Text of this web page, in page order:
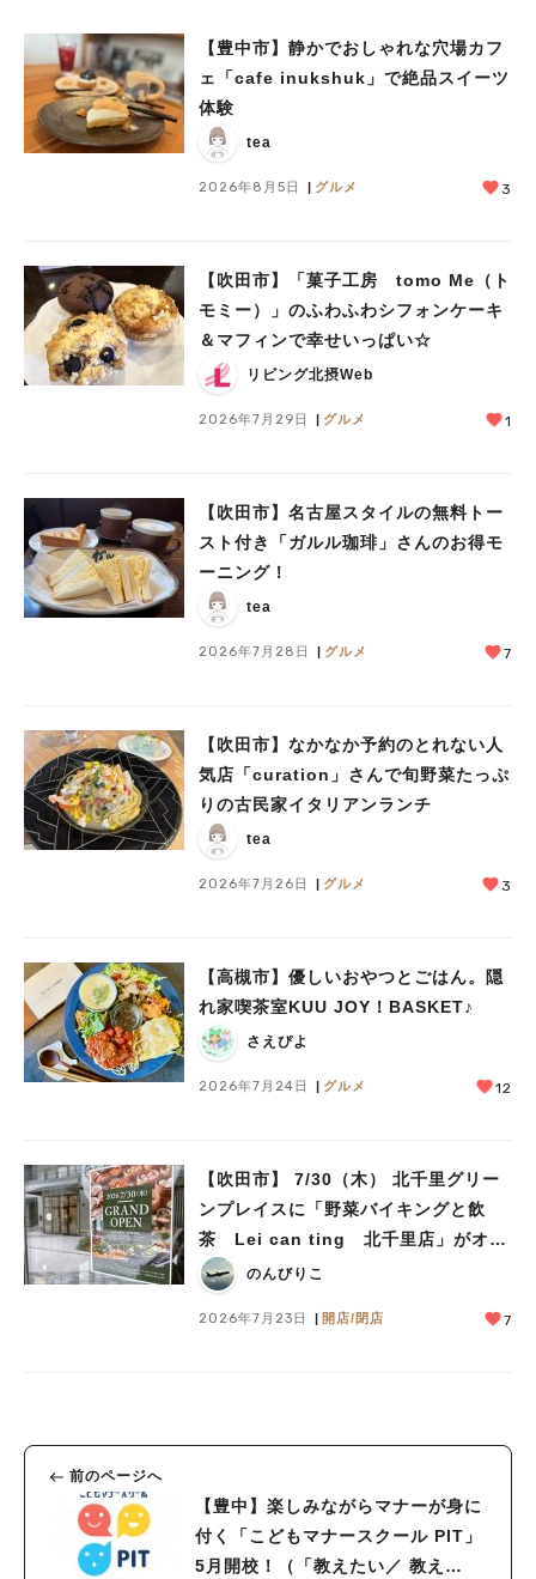
【豊中市】静かでおしゃれな穴場カフ
ェ「cafe inukshuk」で絶品スイーツ
体験
tea
2026年8月5日 グルメ 3
【吹田市】「菓子工房 tomo Me（ト
モミー）」のふわふわシフォンケーキ
＆マフィンで幸せいっぱい☆
リビング北摂Web
2026年7月29日 グルメ 1
【吹田市】名古屋スタイルの無料トー
スト付き「ガルル珈琲」さんのお得モ
ーニング！
tea
2026年7月28日 グルメ 7
【吹田市】なかなか予約のとれない人
気店「curation」さんで旬野菜たっぷ
りの古民家イタリアンランチ
tea
2026年7月26日 グルメ 3
【高槻市】優しいおやつとごはん。隠
れ家喫茶室KUU JOY！BASKET♪
さえぴよ
2026年7月24日 グルメ 12
【吹田市】 7/30（木） 北千里グリー
ンプレイスに「野菜バイキングと飲
茶 Lei can ting 北千里店」がオー
プン予定！
のんびりこ
2026年7月23日 開店/閉店 7
前のページへ
【豊中】楽しみながらマナーが身に
付く「こどもマナースクール PIT」
5月開校！（「教えたい／ 教え